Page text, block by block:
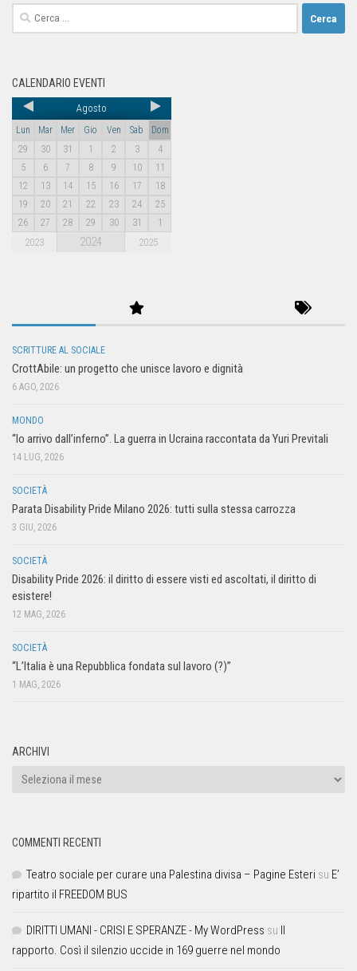
CALENDARIO EVENTI
Agosto
Lun Mar Mer Gio Ven Sab
Dom
29
30 31 1 2 3
4
5
6 7 8 9 10
11
12
13 14 15 16 17
18
19
20 21 22 23 24
25
26
27 28 29 30 31 1
2023 2024 2025
SCRITTURE AL SOCIALE
CrottAbile: un progetto che unisce lavoro e dignità
6 AGO, 2026
MONDO
“Io arrivo dall’inferno”. La guerra in Ucraina raccontata da Yuri Previtali
14 LUG, 2026
SOCIETÀ
Parata Disability Pride Milano 2026: tutti sulla stessa carrozza
3 GIU, 2026
SOCIETÀ
Disability Pride 2026: il diritto di essere visti ed ascoltati, il diritto di
esistere!
12 MAG, 2026
SOCIETÀ
“L’Italia è una Repubblica fondata sul lavoro (?)”
1 MAG, 2026
ARCHIVI
COMMENTI RECENTI
Teatro sociale per curare una Palestina divisa – Pagine Esteri su E’
ripartito il FREEDOM BUS
DIRITTI UMANI - CRISI E SPERANZE - My WordPress su Il
rapporto. Così il silenzio uccide in 169 guerre nel mondo